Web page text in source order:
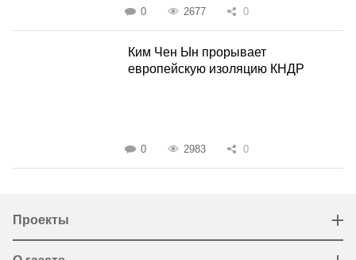
0 2677 0
Ким Чен Ын прорывает
европейскую изоляцию КНДР
0 2983 0
Проекты